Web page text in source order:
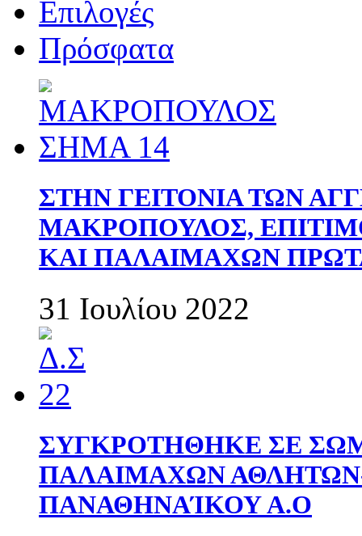
Επιλογές
Πρόσφατα
ΣΤΗΝ ΓΕΙΤΟΝΙΑ ΤΩΝ
ΜΑΚΡΟΠΟΥΛΟΣ,
ΚΑΙ ΠΑΛΑΙΜΑΧΩΝ
31 Ιουλίου 2022
ΣΥΓΚΡΟΤΗΘΗΚΕ ΣΕ
ΠΑΛΑΙΜΑΧΩΝ
ΠΑΝΑΘΗΝΑΊΚΟΥ Α.Ο